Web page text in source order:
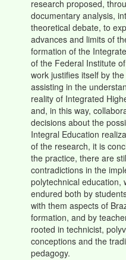
research proposed,
documentary analysis,
theoretical debate, to
advances and limits of
formation of the
of the Federal Institute
work justifies itself by
assisting in the
reality of Integrated
and, in this way,
decisions about the
Integral Education
of the research, it is
the practice, there are
contradictions in the
polytechnical education,
endured both by
with them aspects of
formation, and by
rooted in technicist,
conceptions and the
pedagogy.